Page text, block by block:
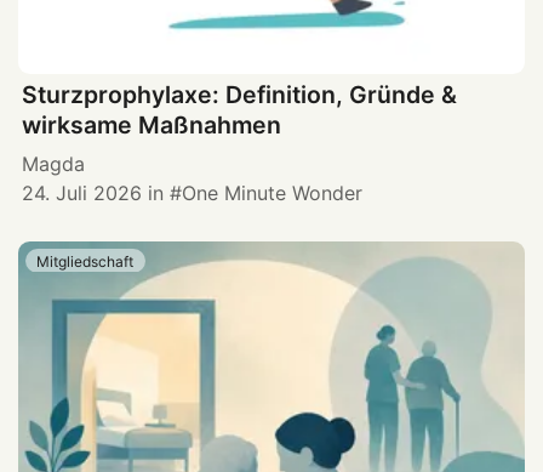
Sturzprophylaxe: Definition, Gründe &
wirksame Maßnahmen
Magda
24. Juli 2026 in One Minute Wonder
Mitgliedschaft